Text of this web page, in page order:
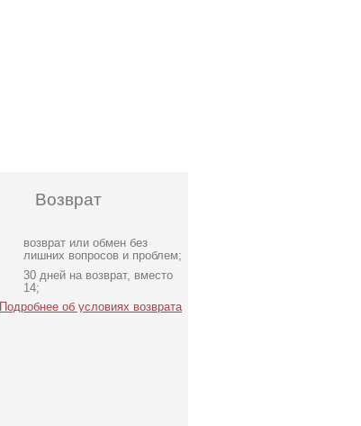
Возврат
возврат или обмен без
лишних вопросов и проблем;
30 дней на возврат, вместо
14;
Подробнее об условиях возврата